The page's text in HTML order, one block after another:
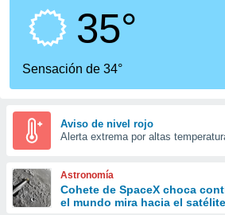
calidad.
a este
las
y
forma
digital
basada
35°
Sensación de 34°
Aviso de nivel rojo
Alerta extrema por altas
Astronomía
Cohete de SpaceX choca
el mundo mira hacia el